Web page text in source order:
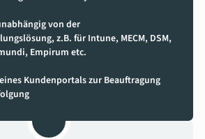
von der
z.B. für Intune, MECM, DSM,
Empirum etc.
Kundenportals zur Beauftragung